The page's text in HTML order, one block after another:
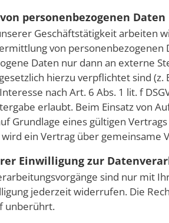
personenbezogenen Daten
Geschäftstätigkeit arbeiten
von
Daten nur dann an externe
hierzu verpflichtet sind
nach Art. 6 Abs. 1 lit. f
erlaubt. Beim Einsatz von
Grundlage eines gültigen
ein Vertrag über gemeinsame
Einwilligung zur
sind nur mit
jederzeit widerrufen. Die
unberührt.